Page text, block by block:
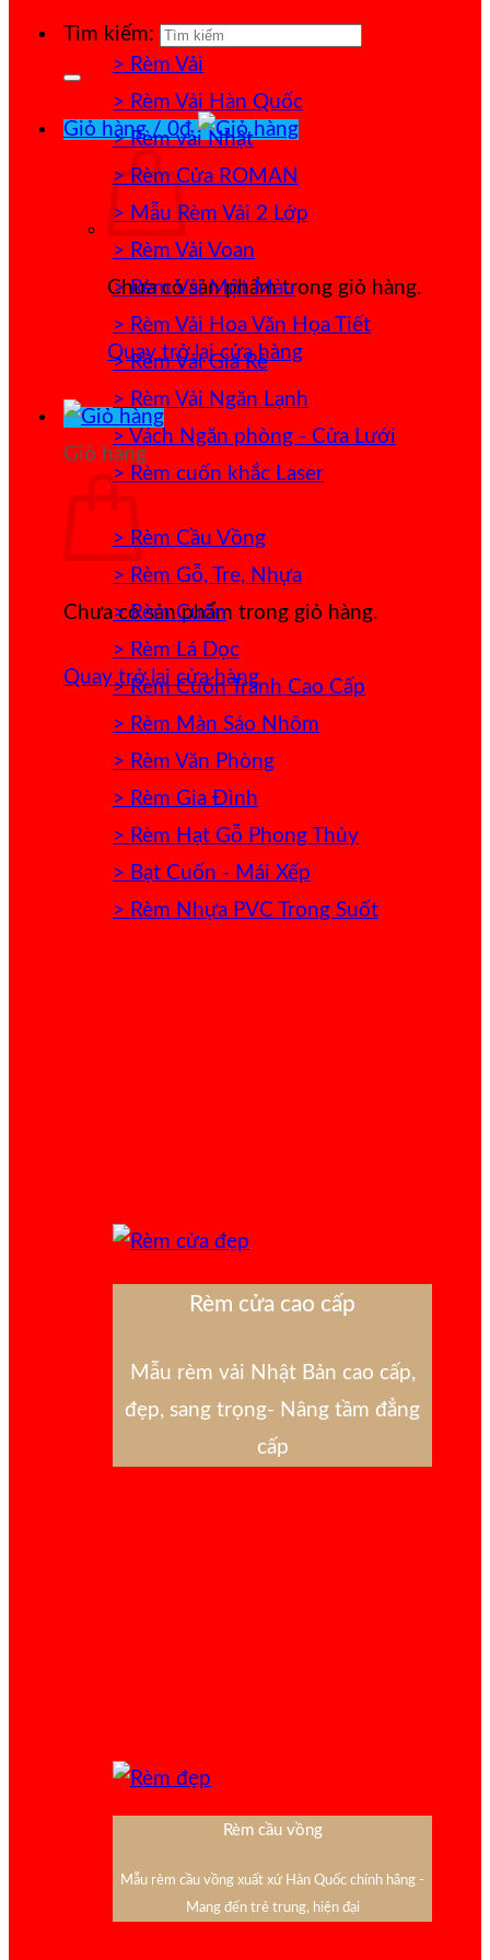
Tìm kiếm:
Giỏ hàng /0₫
Chưa có sản phẩm trong giỏ hàng.
Quay trở lại cửa hàng
Giỏ hàng
Chưa có sản phẩm trong giỏ hàng.
Quay trở lại cửa hàng
> Rèm Vải
> Rèm Vải Hàn Quốc
> Rèm vải Nhật
> Rèm Cửa ROMAN
> Mẫu Rèm Vải 2 Lớp
> Rèm Vải Voan
> Rèm Vải Một Màu
> Rèm Vải Hoa Văn Họa Tiết
> Rèm Vải Giá Rẻ
> Rèm Vải Ngăn Lạnh
> Vách Ngăn phòng - Cửa Lưới
> Rèm cuốn khắc Laser
> Rèm Cầu Vồng
> Rèm Gỗ, Tre, Nhựa
> Rèm Cuốn
> Rèm Lá Dọc
> Rèm Cuốn Tranh Cao Cấp
> Rèm Màn Sáo Nhôm
> Rèm Văn Phòng
> Rèm Gia Đình
> Rèm Hạt Gỗ Phong Thủy
> Bạt Cuốn - Mái Xếp
> Rèm Nhựa PVC Trong Suốt
Rèm cửa cao cấp
Mẫu rèm vải Nhật Bản cao cấp,
đẹp, sang trọng- Nâng tầm đẳng
cấp
Rèm cầu vồng
Mẫu rèm cầu vồng xuất xứ Hàn Quốc chính hãng -
Mang đến trẻ trung, hiện đại